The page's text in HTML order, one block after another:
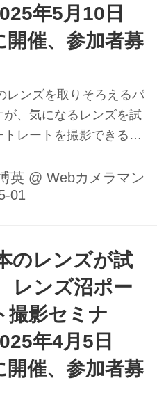
、予備バッテリー、記
細は以下を参照 【参加
のレンズを試そう！鎌
トレート撮影セミナー
年5月10日
開催、参加者募
レンズを取りそろえるパ
が、気になるレンズを試
トレートを撮影できるセ
コムと開催する。定員は
気になる人は要チェッ
英 @ Webカメラマン
のレンズが試
レンズ沼ポー
撮影セミナ
年4月5日
開催、参加者募